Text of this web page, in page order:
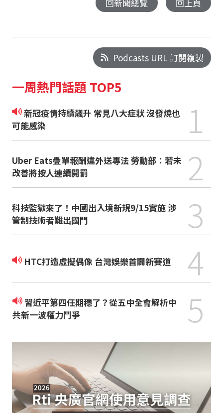
回新聞總覽 回上頁
Podcasts URL 訂閱複製
一周熱門話題 TOP5
新冠疫情持續飆升 常見八大症狀 沒發燒也
可能感染
1
Uber Eats疊單報酬違外送專法 勞動部：若未
改善將按人連續開罰
2
科技監獄來了！中國出入境新規9/15實施 涉
管制技術者難出國門
3
HTC打造虛擬偶像 台灣娛樂首闢新賽道 4
習近平第四任期穩了？從五中全會解析中
共新一波權力鬥爭
5